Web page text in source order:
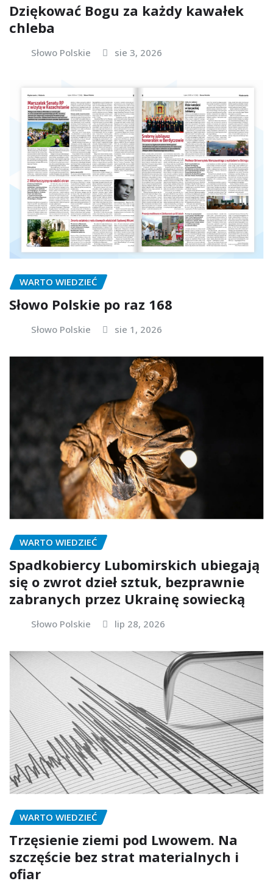
Dziękować Bogu za każdy kawałek
chleba
Słowo Polskie sie 3, 2026
WARTO WIEDZIEĆ
Słowo Polskie po raz 168
Słowo Polskie sie 1, 2026
WARTO WIEDZIEĆ
Spadkobiercy Lubomirskich ubiegają
się o zwrot dzieł sztuk, bezprawnie
zabranych przez Ukrainę sowiecką
Słowo Polskie lip 28, 2026
WARTO WIEDZIEĆ
Trzęsienie ziemi pod Lwowem. Na
szczęście bez strat materialnych i
ofiar